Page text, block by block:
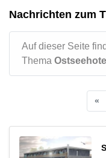
Nachrichten zum
Auf dieser Seite
Thema Ostseehotel
«